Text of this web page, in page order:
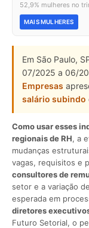
52,9% mulheres no
MAIS MULHERES
Em São Paulo,
07/2025 a 06/
Empresas
salário subindo
Como usar esses
regionais de RH, a
mudanças
vagas, requisitos e
consultores de
setor e a variação
esperada em
diretores
Futuro Setorial, o